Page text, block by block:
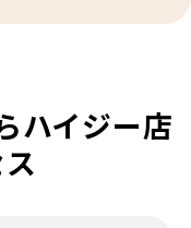
ハイジー店